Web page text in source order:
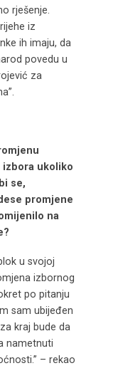
rješenje.
iz
ih imaju, da
povedu u
za
izbora ukoliko
se,
promjene
na
u svojoj
izbornog
po pitanju
sam ubijeđen
kraj bude da
nametnuti
– rekao